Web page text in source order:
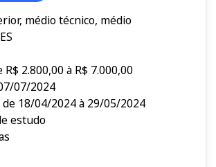
médio técnico, médio
R$ 2.800,00 à R$ 7.000,00
07/2024
18/04/2024 à 29/05/2024
estudo